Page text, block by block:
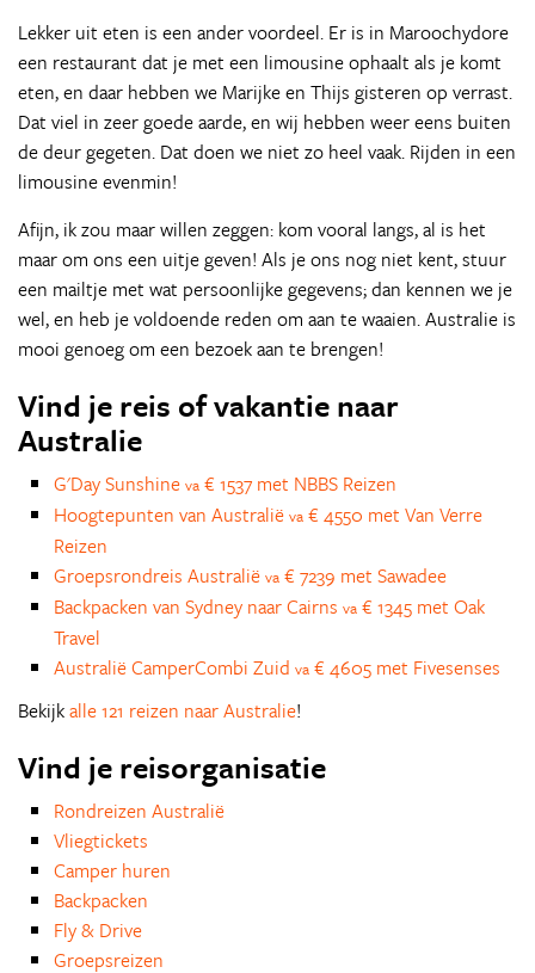
Lekker uit eten is een ander voordeel. Er is in Maroochydore
een restaurant dat je met een limousine ophaalt als je komt
eten, en daar hebben we Marijke en Thijs gisteren op verrast.
Dat viel in zeer goede aarde, en wij hebben weer eens buiten
de deur gegeten. Dat doen we niet zo heel vaak. Rijden in een
limousine evenmin!
Afijn, ik zou maar willen zeggen: kom vooral langs, al is het
maar om ons een uitje geven! Als je ons nog niet kent, stuur
een mailtje met wat persoonlijke gegevens; dan kennen we je
wel, en heb je voldoende reden om aan te waaien. Australie is
mooi genoeg om een bezoek aan te brengen!
Vind je reis of vakantie naar
Australie
G'Day Sunshine va € 1537 met NBBS Reizen
Hoogtepunten van Australië va € 4550 met Van Verre
Reizen
Groepsrondreis Australië va € 7239 met Sawadee
Backpacken van Sydney naar Cairns va € 1345 met Oak
Travel
Australië CamperCombi Zuid va € 4605 met Fivesenses
Bekijkalle 121 reizen naar Australie!
Vind je reisorganisatie
Rondreizen Australië
Vliegtickets
Camper huren
Backpacken
Fly & Drive
Groepsreizen